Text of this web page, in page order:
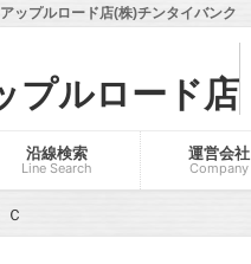
ップルロード店(株)チンタイバンク
プルロード店
沿線検索
Line Search
運営会社
Company